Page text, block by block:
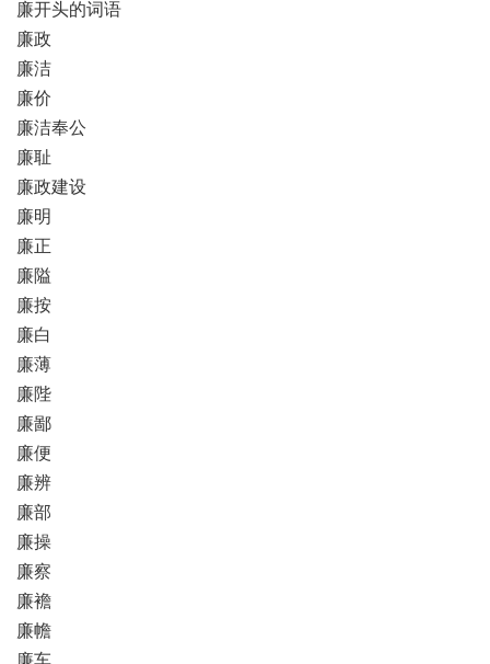
廉开头的词语
廉政
廉洁
廉价
廉洁奉公
廉耻
廉政建设
廉明
廉正
廉隘
廉按
廉白
廉薄
廉陛
廉鄙
廉便
廉辨
廉部
廉操
廉察
廉襜
廉幨
廉车